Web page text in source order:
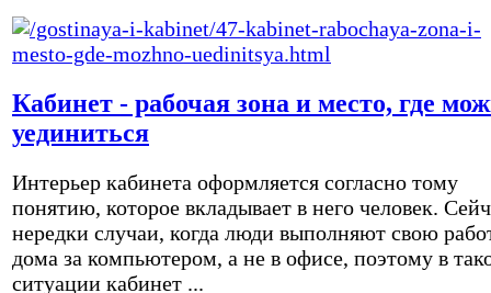
Кабинет - рабочая зона и место, где
уединиться
Интерьер кабинета оформляется согласно тому
понятию, которое вкладывает в него человек.
нередки случаи, когда люди выполняют свою
дома за компьютером, а не в офисе, поэтому в
ситуации кабинет ...